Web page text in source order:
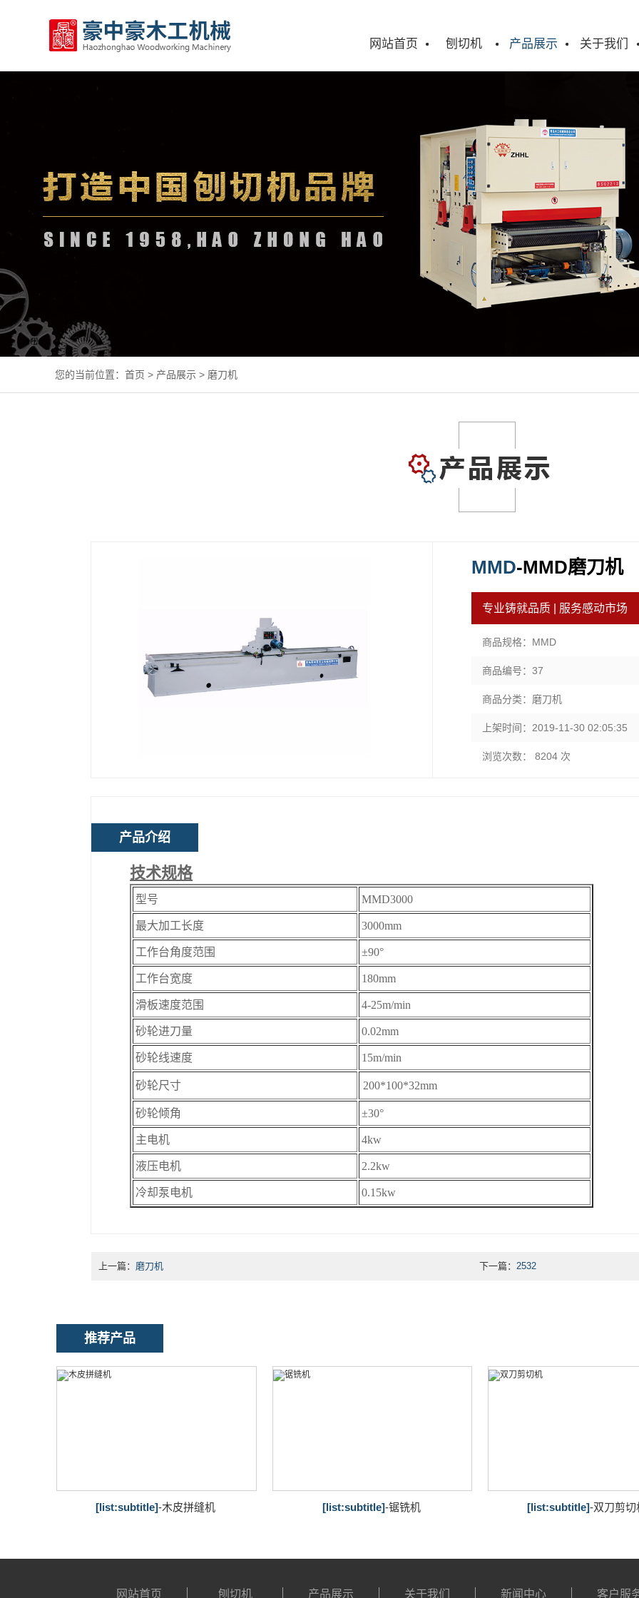
网站首页 刨切机 产品展示 关于我们
您的当前位置：首页 > 产品展示 > 磨刀机
MMD-MMD磨刀机
专业铸就品质 | 服务感动市场
商品规格：MMD
商品编号：37
商品分类：磨刀机
上架时间：2019-11-30 02:05:35
浏览次数： 8204 次
产品介绍
技术规格
型号 MMD3000
最大加工长度 3000mm
工作台角度范围 ±90°
工作台宽度 180mm
滑板速度范围 4-25m/min
砂轮进刀量 0.02mm
砂轮线速度 15m/min
砂轮尺寸 200*100*32mm
砂轮倾角 ±30°
主电机 4kw
液压电机 2.2kw
冷却泵电机 0.15kw
上一篇： 磨刀机 下一篇： 2532
推荐产品
[list:subtitle]-木皮拼缝机 [list:subtitle]-锯铣机 [list:subtitle]-双刀剪切
网站首页 刨切机 产品展示 关于我们 新闻中心 客户服